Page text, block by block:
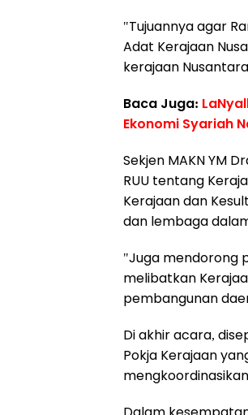
"Tujuannya agar
Adat Kerajaan
kerajaan
Baca Juga:
Ekonomi Syariah
Sekjen MAKN YM
RUU tentang
Kerajaan dan
dan lembaga
"Juga mendorong
melibatkan
pembangunan
Di akhir acara,
Pokja Kerajaan